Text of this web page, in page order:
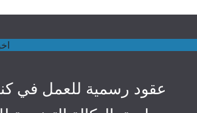
عقود رسمية للعمل في